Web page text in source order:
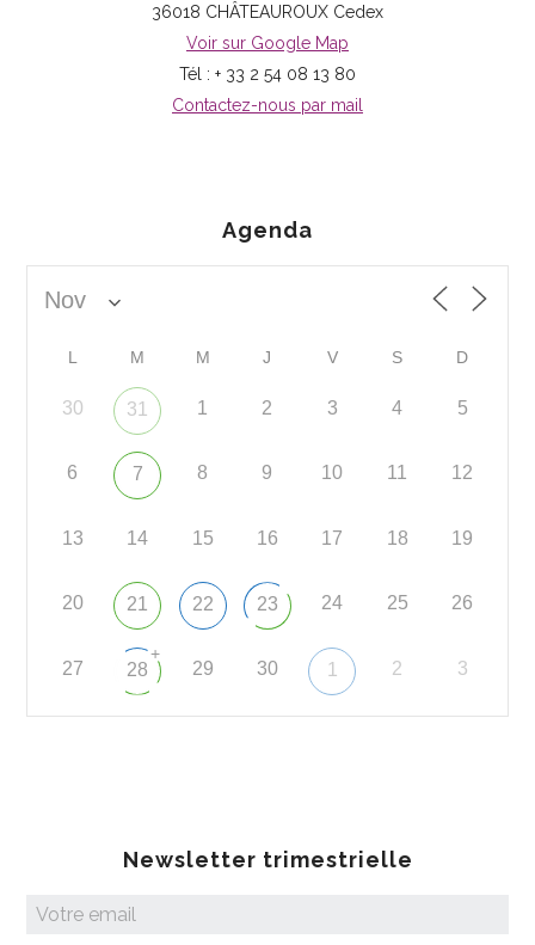
36018 CHÂTEAUROUX Cedex
Voir sur Google Map
Tél : + 33 2 54 08 13 80
Contactez-nous par mail
Agenda
L M M J V S D
30 31 1 2 3 4 5
6 7 8 9 10 11 12
13 14 15 16 17 18 19
20 21 22 23 24 25 26
27 28
+
29 30 1 2 3
Newsletter trimestrielle